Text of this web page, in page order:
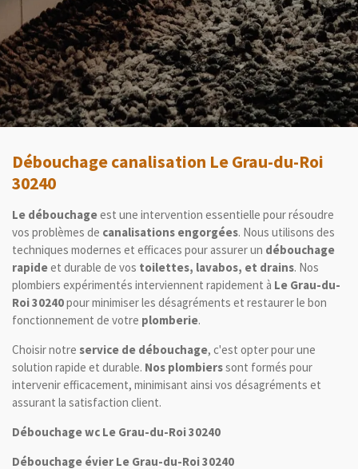
Débouchage canalisation Le Grau-du-Roi
30240
Le débouchageest une intervention essentielle pour résoudre
vos problèmes de canalisations engorgées. Nous utilisons des
techniques modernes et efficaces pour assurer un débouchage
rapideet durable de vos toilettes, lavabos, et drains. Nos
plombiers expérimentés interviennent rapidement à Le Grau-du-
Roi 30240pour minimiser les désagréments et restaurer le bon
fonctionnement de votre plomberie.
Choisir notre service de débouchage, c'est opter pour une
solution rapide et durable. Nos plombierssont formés pour
intervenir efficacement, minimisant ainsi vos désagréments et
assurant la satisfaction client.
Débouchage wc Le Grau-du-Roi 30240
Débouchage évier Le Grau-du-Roi 30240